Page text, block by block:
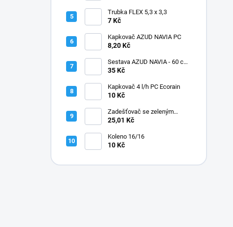
Trubka FLEX 5,3 x 3,3
7 Kč
Kapkovač AZUD NAVIA PC
8,20 Kč
Sestava AZUD NAVIA - 60 cm,
jehly zahnuté
35 Kč
Kapkovač 4 l/h PC Ecorain
10 Kč
Zadešťovač se zeleným
rotorem a žlutou tryskou
25,01 Kč
Koleno 16/16
10 Kč